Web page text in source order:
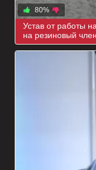
80%
Устав от работы
на резиновый член